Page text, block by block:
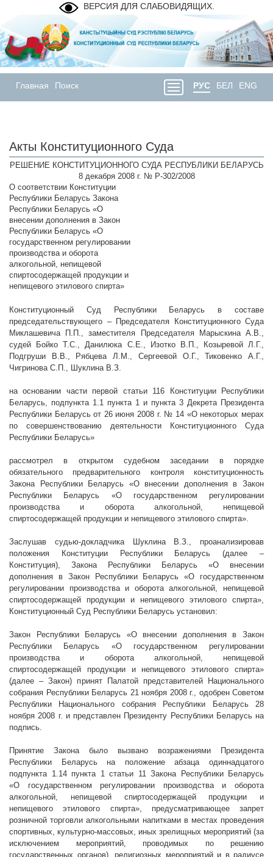
ВЕРСИЯ ДЛЯ СЛАБОВИДЯЩИХ.
Главная Поиск РУС БЕЛ ENG
Акты Конституционного Суда
РЕШЕНИЕ КОНСТИТУЦИОННОГО СУДА РЕСПУБЛИКИ БЕЛАРУСЬ
8 декабря 2008 г. № Р-302/2008
О соответствии Конституции
Республики Беларусь Закона
Республики Беларусь «О
внесении дополнения в Закон
Республики Беларусь «О
государственном регулировании
производства и оборота
алкогольной, непищевой
спиртосодержащей продукции и
непищевого этилового спирта»
Конституционный Суд Республики Беларусь в составе
председательствующего – Председателя Конституционного Суда
Миклашевича П.П., заместителя Председателя Марыскина А.В.,
судей Бойко Т.С., Данилюка С.Е., Изотко В.П., Козыревой Л.Г.,
Подгруши В.В., Рябцева Л.М., Сергеевой О.Г., Тиковенко А.Г.,
Чигринова С.П., Шуклина В.З.
на основании части первой статьи 116 Конституции Республики
Беларусь, подпункта 1.1 пункта 1 и пункта 3 Декрета Президента
Республики Беларусь от 26 июня 2008 г. № 14 «О некоторых мерах
по совершенствованию деятельности Конституционного Суда
Республики Беларусь»
рассмотрел в открытом судебном заседании в порядке
обязательного предварительного контроля конституционность
Закона Республики Беларусь «О внесении дополнения в Закон
Республики Беларусь «О государственном регулировании
производства и оборота алкогольной, непищевой
спиртосодержащей продукции и непищевого этилового спирта».
Заслушав судью-докладчика Шуклина В.З., проанализировав
положения Конституции Республики Беларусь (далее –
Конституция), Закона Республики Беларусь «О внесении
дополнения в Закон Республики Беларусь «О государственном
регулировании производства и оборота алкогольной, непищевой
спиртосодержащей продукции и непищевого этилового спирта»,
Конституционный Суд Республики Беларусь установил:
Закон Республики Беларусь «О внесении дополнения в Закон
Республики Беларусь «О государственном регулировании
производства и оборота алкогольной, непищевой
спиртосодержащей продукции и непищевого этилового спирта»
(далее – Закон) принят Палатой представителей Национального
собрания Республики Беларусь 21 ноября 2008 г., одобрен Советом
Республики Национального собрания Республики Беларусь 28
ноября2008 г. и представлен Президенту Республики Беларусь на
подпись.
Принятие Закона было вызвано возражениями Президента
Республики Беларусь на положение абзаца одиннадцатого
подпункта 1.14 пункта 1 статьи 11 Закона Республики Беларусь
«О государственном регулировании производства и оборота
алкогольной, непищевой спиртосодержащей продукции и
непищевого этилового спирта», предусматривающее запрет
розничной торговли алкогольными напитками в местах проведения
спортивных, культурно-массовых, иных зрелищных мероприятий (за
исключением мероприятий, проводимых по решению
государственных органов), религиозных мероприятий и в радиусе